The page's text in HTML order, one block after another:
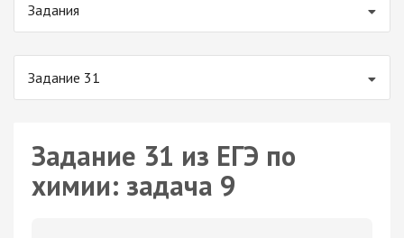
Задания
Задание 31
Задание 31 из ЕГЭ по
химии: задача 9